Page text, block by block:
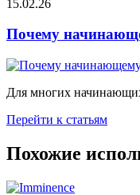
15.02.26
Почему
Для многих
Перейти к статьям
Похожие